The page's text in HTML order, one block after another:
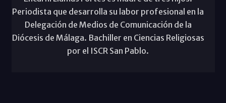
Periodista que desarrolla su labor profesional en la
Delegación de Medios de Comunicación de la
Diócesis de Málaga. Bachiller en Ciencias Religiosas
por el ISCR San Pablo.